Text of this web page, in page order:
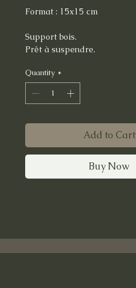
Format : 15x15 cm
Support bois.
Prêt à suspendre.
Quantity *
Add to Cart
Buy Now